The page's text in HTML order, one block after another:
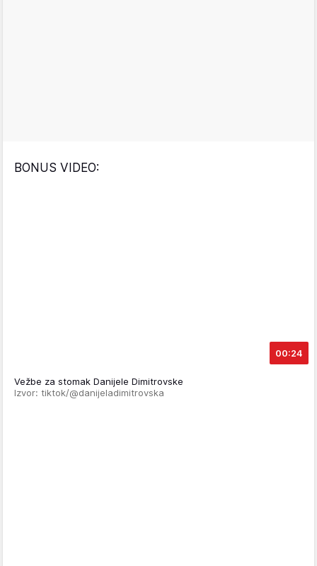
BONUS VIDEO:
00:24
Vežbe za stomak Danijele Dimitrovske
Izvor: tiktok/@danijeladimitrovska